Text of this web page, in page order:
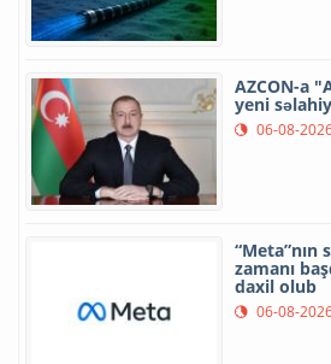
AZCON-a
yeni
06-08-
zamanı
daxil olub
06-08-